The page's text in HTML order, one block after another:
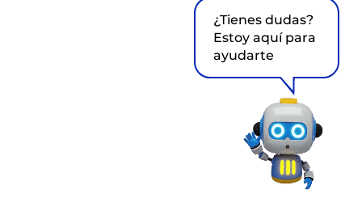
¿Tienes dudas?
Estoy aquí para
ayudarte